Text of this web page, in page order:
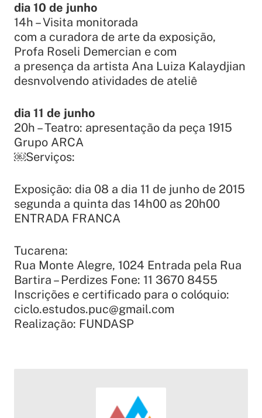
dia 10 de junho
14h – Visita monitorada
com a curadora de arte da exposição,
Profa Roseli Demercian e com
a presença da artista Ana Luiza Kalaydjian
desnvolvendo atividades de ateliê
dia 11 de junho
20h – Teatro: apresentação da peça 1915
Grupo ARCA
￼Serviços:
Exposição: dia 08 a dia 11 de junho de 2015
segunda a quinta das 14h00 as 20h00
ENTRADA FRANCA
Tucarena:
Rua Monte Alegre, 1024 Entrada pela Rua
Bartira – Perdizes Fone: 11 3670 8455
Inscrições e certificado para o colóquio:
ciclo.estudos.puc@gmail.com
Realização: FUNDASP